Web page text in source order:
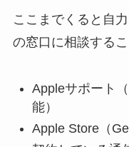
ここまでくると自
の窓口に相談する
Appleサポート
能）
Apple Store（